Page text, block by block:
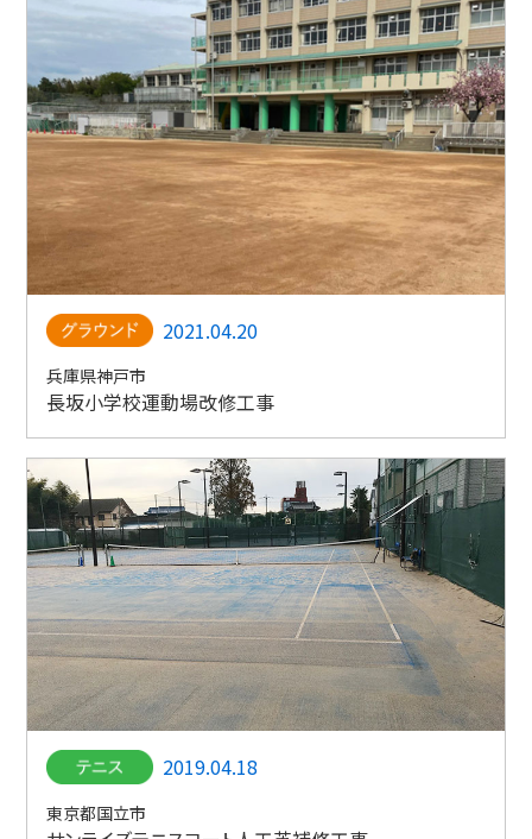
2021.04.20
兵庫県神戸市
長坂小学校運動場改修工事
2019.04.18
東京都国立市